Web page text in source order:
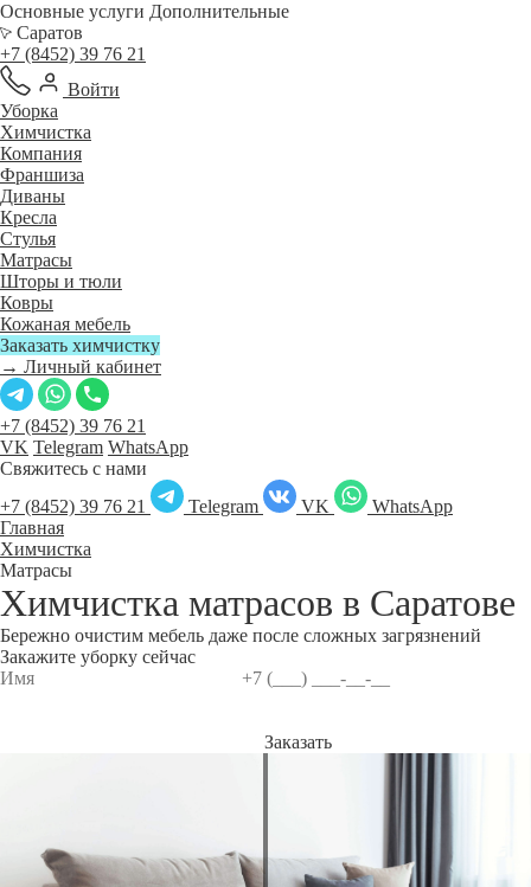
Основные услуги Дополнительные
Саратов
+7 (8452) 39 76 21
Войти
Уборка
Химчистка
Компания
Франшиза
Диваны
Кресла
Стулья
Матрасы
Шторы и тюли
Ковры
Кожаная мебель
Заказать химчистку
→ Личный кабинет
+7 (8452) 39 76 21
VK Telegram WhatsApp
Свяжитесь с нами
+7 (8452) 39 76 21
Telegram VK
WhatsApp
Главная
Химчистка
Матрасы
Химчистка матрасов в Саратове
Бережно очистим мебель даже после сложных загрязнений
Закажите уборку сейчас
Заказать